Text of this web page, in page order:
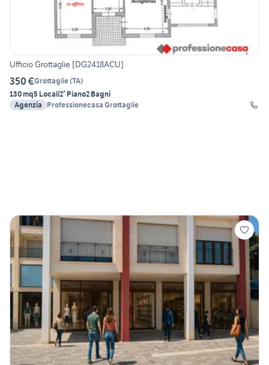
Ufficio Grottaglie [DG2418ACU]
350 €Grottaglie(TA)
130 mq5 Locali2° Piano2 Bagni
Agenzia
Professionecasa Grottaglie